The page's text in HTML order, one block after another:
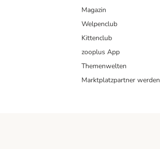
Magazin
Welpenclub
Kittenclub
zooplus App
Themenwelten
Marktplatzpartner werden